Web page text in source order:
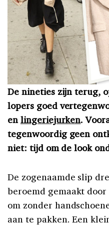
De nineties zijn terug,
lopers goed
en lingeriejurken.
tegenwoordig geen
niet: tijd om de look
De zogenaamde slip
beroemd gemaakt door
om zonder
aan te pakken. Een